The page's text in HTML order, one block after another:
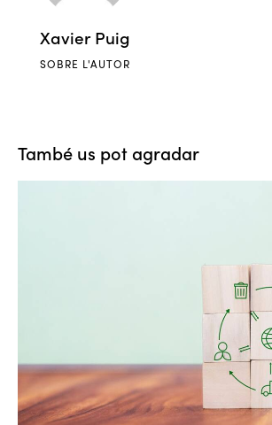
Xavier Puig
SOBRE L'AUTOR
També us pot agradar